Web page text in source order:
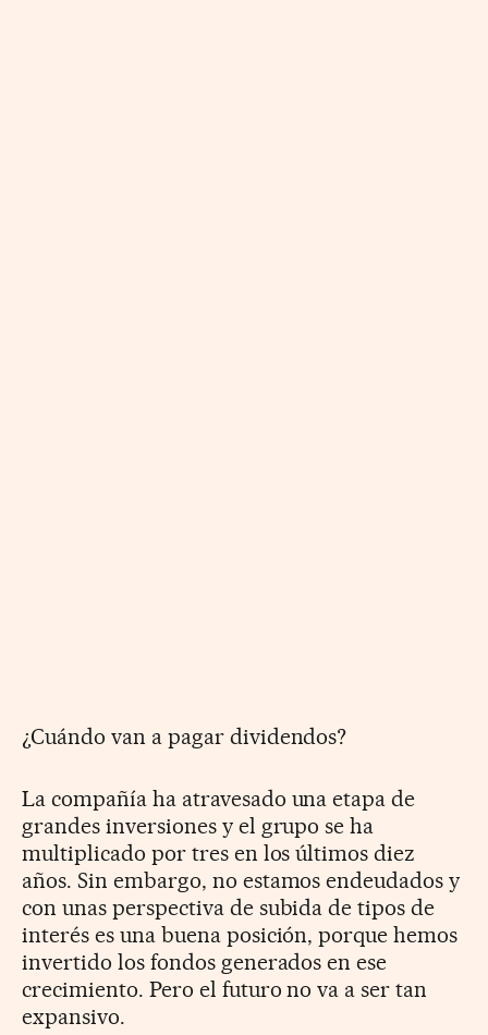
¿Cuándo van a pagar dividendos?
La compañía ha atravesado una etapa de
grandes inversiones y el grupo se ha
multiplicado por tres en los últimos diez
años. Sin embargo, no estamos endeudados y
con unas perspectiva de subida de tipos de
interés es una buena posición, porque hemos
invertido los fondos generados en ese
crecimiento. Pero el futuro no va a ser tan
expansivo.